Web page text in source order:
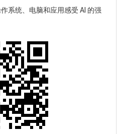
系统、电脑和应用感受 AI 的强